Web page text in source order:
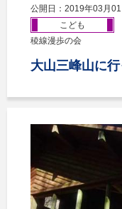
公開日：2019年03月01
こども
稜線漫歩の会
大山三峰山に行